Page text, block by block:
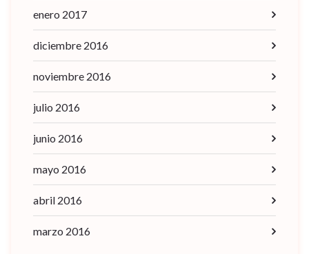
enero 2017
diciembre 2016
noviembre 2016
julio 2016
junio 2016
mayo 2016
abril 2016
marzo 2016